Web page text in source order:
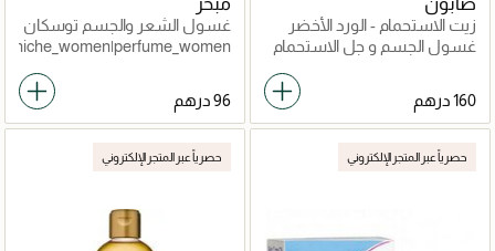
زيت الاستحمام - الورد الأخضر
غسول الجسم و جل الاستحمام
غسول الشعر والجسم توسكان
جروف
حصرياً عبر المتجر الإلكتروني حصرياً عبر المتجر الإلكتروني